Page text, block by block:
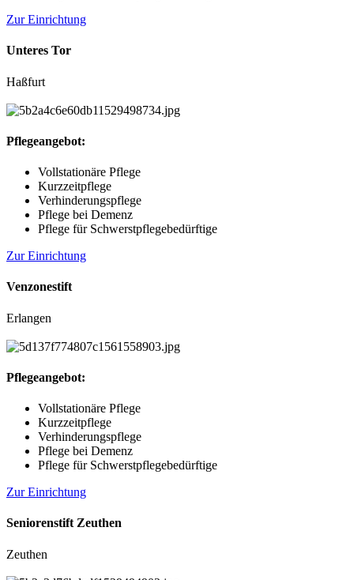
Zur Einrichtung
Unteres Tor
Haßfurt
Pflegeangebot:
Vollstationäre Pflege
Kurzzeitpflege
Verhinderungspflege
Pflege bei Demenz
Pflege für Schwerstpflegebedürftige
Zur Einrichtung
Venzonestift
Erlangen
Pflegeangebot:
Vollstationäre Pflege
Kurzzeitpflege
Verhinderungspflege
Pflege bei Demenz
Pflege für Schwerstpflegebedürftige
Zur Einrichtung
Seniorenstift Zeuthen
Zeuthen